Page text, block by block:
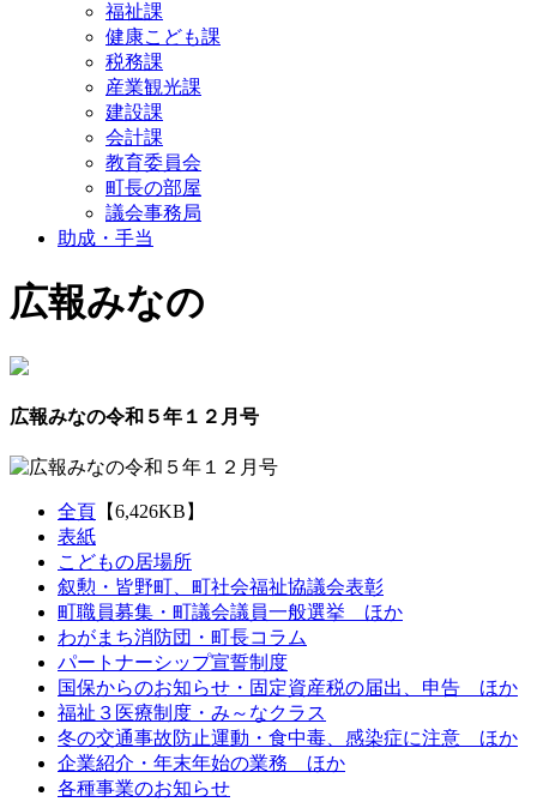
福祉課
健康こども課
税務課
産業観光課
建設課
会計課
教育委員会
町長の部屋
議会事務局
助成・手当
広報みなの
広報みなの令和５年１２月号
全頁 【6,426KB】
表紙
こどもの居場所
叙勲・皆野町、町社会福祉協議会表彰
町職員募集・町議会議員一般選挙 ほか
わがまち消防団・町長コラム
パートナーシップ宣誓制度
国保からのお知らせ・固定資産税の届出、申告 ほか
福祉３医療制度・み～なクラス
冬の交通事故防止運動・食中毒、感染症に注意 ほか
企業紹介・年末年始の業務 ほか
各種事業のお知らせ